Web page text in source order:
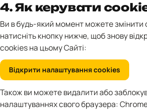
4. Як керувати
Ви в будь-який момент можете змінити
натисніть кнопку нижче, щоб знову
cookies на цьому Сайті:
Відкрити налаштування cookies
Також ви можете видалити або
налаштуваннях свого браузера: